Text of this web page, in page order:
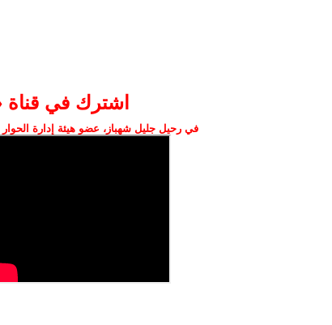
اشترك في قناة
في رحيل جليل شهباز، عضو هيئة إدارة الحوار